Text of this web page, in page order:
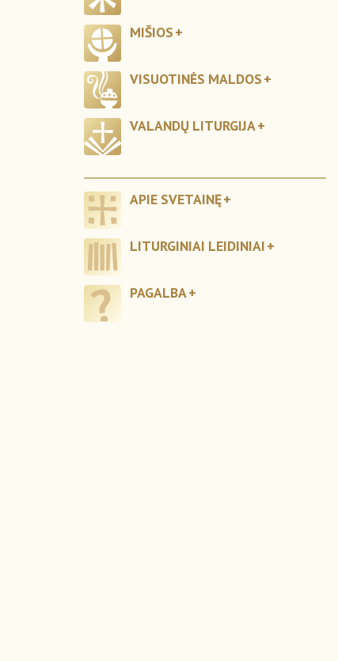
MIŠIOS
VISUOTINĖS MALDOS
VALANDŲ LITURGIJA
APIE SVETAINĘ
LITURGINIAI LEIDINIAI
PAGALBA